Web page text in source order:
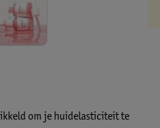
om je huidelasticiteit te